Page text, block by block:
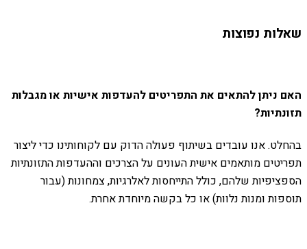
שאלות נפוצות
האם ניתן להתאים את התפריטים להעדפות אישיות או מגבלות
תזונתיות?
בהחלט. אנו עובדים בשיתוף פעולה הדוק עם לקוחותינו כדי ליצור
תפריטים מותאמים אישית העונים על הצרכים וההעדפות התזונתיות
הספציפיות שלהם, כולל התייחסות לאלרגיות, צמחונות (עבור
תוספות ומנות נלוות) או כל בקשה מיוחדת אחרת.